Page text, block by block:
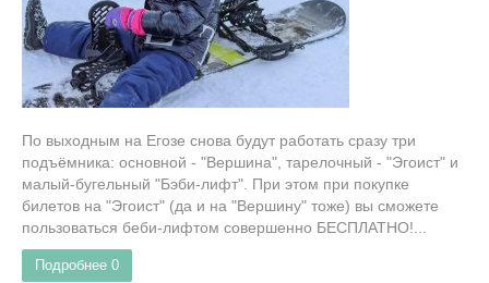
По выходным на Егозе снова будут работать сразу три
подъёмника: основной - "Вершина", тарелочный - "Эгоист" и
малый-бугельный "Бэби-лифт". При этом при покупке
билетов на "Эгоист" (да и на "Вершину" тоже) вы сможете
пользоваться беби-лифтом совершенно БЕСПЛАТНО!...
Подробнее 0